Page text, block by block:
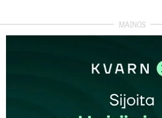
Pakolliset kentät on